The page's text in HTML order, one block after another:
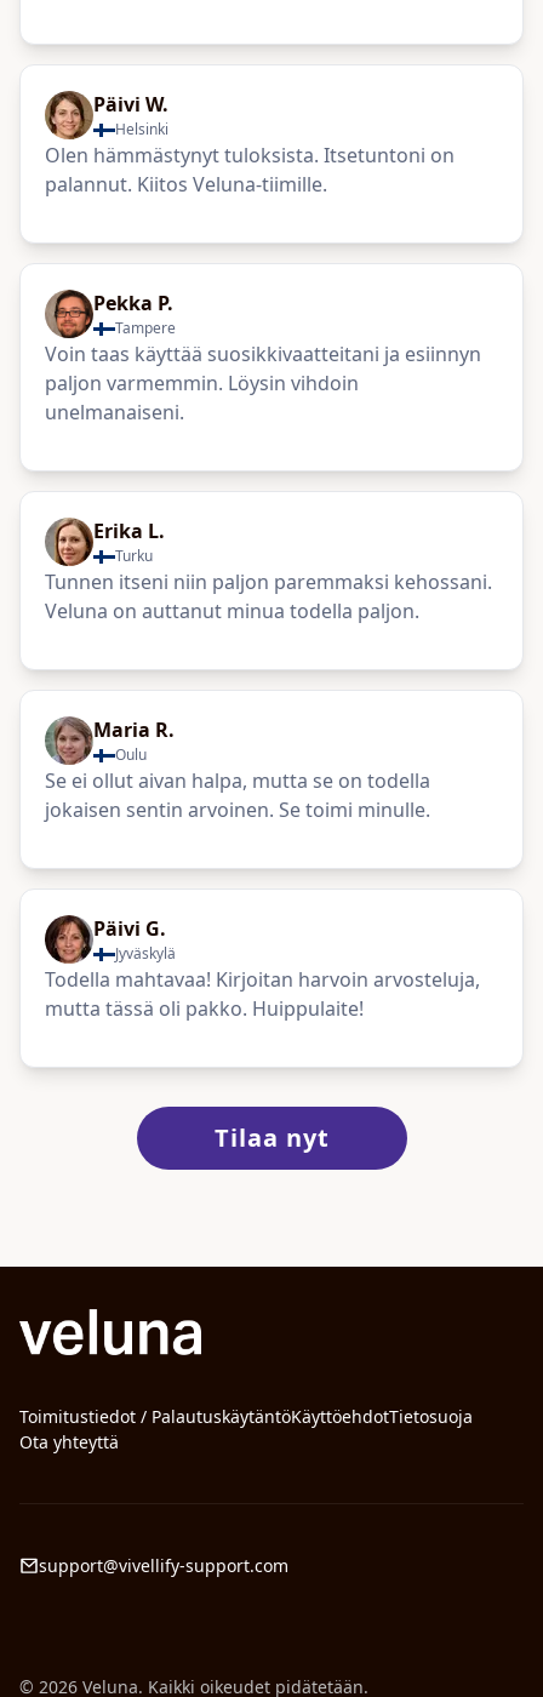
Päivi W.
Helsinki
Olen hämmästynyt tuloksista. Itsetuntoni on
palannut. Kiitos Veluna-tiimille.
Pekka P.
Tampere
Voin taas käyttää suosikkivaatteitani ja esiinnyn
paljon varmemmin. Löysin vihdoin
unelmanaiseni.
Erika L.
Turku
Tunnen itseni niin paljon paremmaksi kehossani.
Veluna on auttanut minua todella paljon.
Maria R.
Oulu
Se ei ollut aivan halpa, mutta se on todella
jokaisen sentin arvoinen. Se toimi minulle.
Päivi G.
Jyväskylä
Todella mahtavaa! Kirjoitan harvoin arvosteluja,
mutta tässä oli pakko. Huippulaite!
Tilaa nyt
Toimitustiedot / PalautuskäytäntöKäyttöehdotTietosuoja
Ota yhteyttä
© 2026 Veluna. Kaikki oikeudet pidätetään.
support@vivellify-support.com